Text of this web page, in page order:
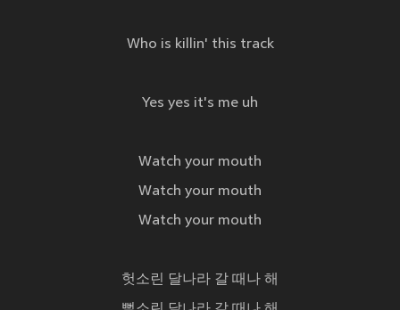
Who is killin' this track
Yes yes it's me uh
Watch your mouth
Watch your mouth
Watch your mouth
헛소린 달나라 갈 때나 해